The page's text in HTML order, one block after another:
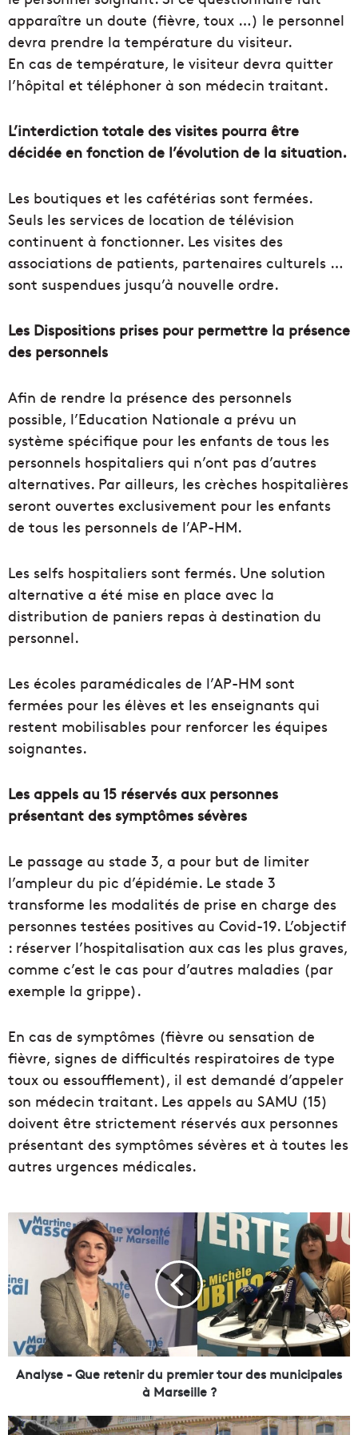
apparaître un doute (fièvre, toux …) le personnel
devra prendre la température du visiteur.
En cas de température, le visiteur devra quitter
l’hôpital et téléphoner à son médecin traitant.
L’interdiction totale des visites pourra être
décidée en fonction de l’évolution de la situation.
Les boutiques et les cafétérias sont fermées.
Seuls les services de location de télévision
continuent à fonctionner. Les visites des
associations de patients, partenaires culturels …
sont suspendues jusqu’à nouvelle ordre.
Les Dispositions prises pour permettre la présence
des personnels
Afin de rendre la présence des personnels
possible, l’Education Nationale a prévu un
système spécifique pour les enfants de tous les
personnels hospitaliers qui n’ont pas d’autres
alternatives. Par ailleurs, les crèches hospitalières
seront ouvertes exclusivement pour les enfants
de tous les personnels de l’AP-HM.
Les selfs hospitaliers sont fermés. Une solution
alternative a été mise en place avec la
distribution de paniers repas à destination du
personnel.
Les écoles paramédicales de l’AP-HM sont
fermées pour les élèves et les enseignants qui
restent mobilisables pour renforcer les équipes
soignantes.
Les appels au 15 réservés aux personnes
présentant des symptômes sévères
Le passage au stade 3, a pour but de limiter
l’ampleur du pic d’épidémie. Le stade 3
transforme les modalités de prise en charge des
personnes testées positives au Covid-19. L’objectif
: réserver l’hospitalisation aux cas les plus graves,
comme c’est le cas pour d’autres maladies (par
exemple la grippe).
En cas de symptômes (fièvre ou sensation de
fièvre, signes de difficultés respiratoires de type
toux ou essoufflement), il est demandé d’appeler
son médecin traitant. Les appels au SAMU (15)
doivent être strictement réservés aux personnes
présentant des symptômes sévères et à toutes les
autres urgences médicales.
l
y
-
Q
e
Analyse - Que retenir du premier tour des municipales
à Marseille ?
"